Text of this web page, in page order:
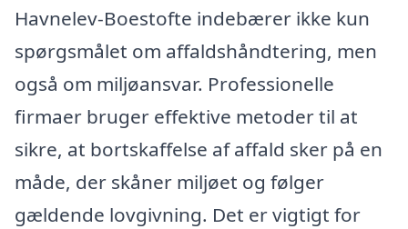
Havnelev-Boestofte indebærer ikke kun
spørgsmålet om affaldshåndtering, men
også om miljøansvar. Professionelle
firmaer bruger effektive metoder til at
sikre, at bortskaffelse af affald sker på en
måde, der skåner miljøet og følger
gældende lovgivning. Det er vigtigt for